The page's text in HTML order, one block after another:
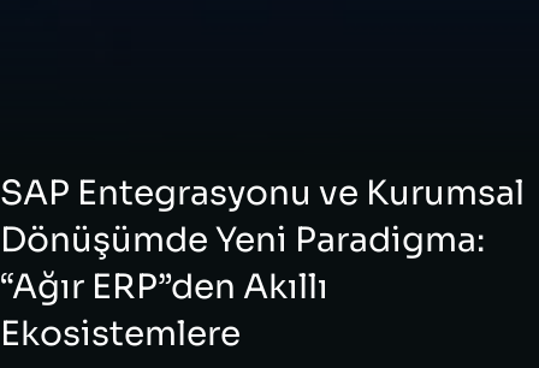
SAP Entegrasyonu ve Kurumsal
Dönüşümde Yeni Paradigma:
“Ağır ERP”den Akıllı
Ekosistemlere